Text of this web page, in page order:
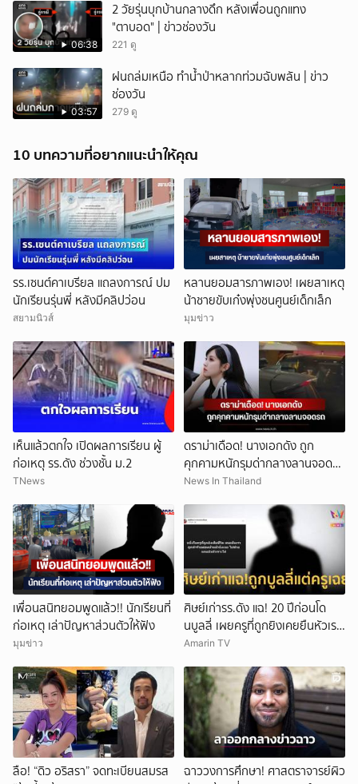
06:38
2 วัยรุ่นบุกบ้านกลางดึก หลังเพื่อนถูกแทง
"ตาบอด" | ข่าวช่องวัน
221 ดู
03:57
ฝนถล่มเหนือ ทำน้ำป่าหลากท่วมฉับพลัน | ข่าว
ช่องวัน
279 ดู
10 บทความที่อยากแนะนำให้คุณ
รร.เซนต์คาเบรียล แถลงการณ์ ปม
นักเรียนรุ่นพี่ หลังมีคลิปว่อน
สยามนิวส์
หลานยอมสารภาพเอง! เผยสาเหตุ
น้าชายขับเก๋งพุ่งชนศูนย์เด็กเล็ก
มุมข่าว
เห็นแล้วตกใจ เปิดผลการเรียน ผู้
ก่อเหตุ รร.ดัง ช่วงชั้น ม.2
TNews
ดราม่าเดือด! นางเอกดัง ถูก
คุกคามหนักรุมด่ากลางลานจอดรถ
(ข่าวต่างประเทศ)
News In Thailand
เพื่อนสนิทยอมพูดแล้ว!! นักเรียนที่
ก่อเหตุ เล่าปัญหาส่วนตัวให้ฟัง
มุมข่าว
ศิษย์เก่ารร.ดัง แฉ! 20 ปีก่อนโด
นบูลลี่ เผยครูที่ถูกยิงเคยยืนหัวเราะ
ใส่
Amarin TV
ลือ! “ดิว อริสรา” จดทะเบียนสมรส
ฉาววงการศึกษา! ศาสตราจารย์ผิว